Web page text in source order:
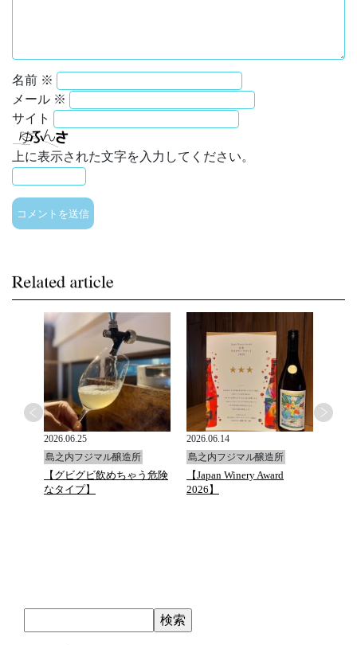
名前 ※
メール ※
サイト
上に表示された文字を入力してください。
2026.06.25
島之内フジマル醸造所
【グビグビ飲めちゃう危険
なタイプ】
2026.06.14
島之内フジマル醸造所
【Japan Winery Award
2026】